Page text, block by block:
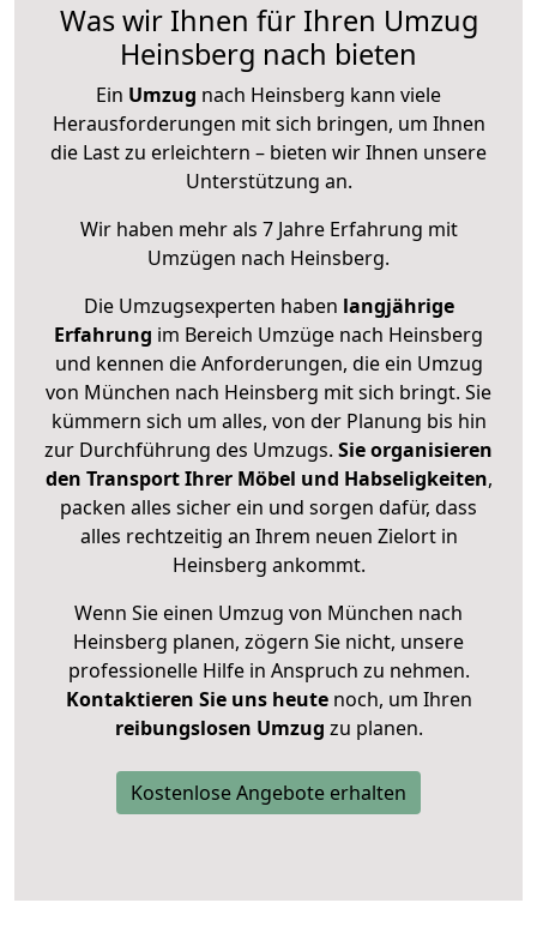
Was wir Ihnen für Ihren Umzug
Heinsberg nach bieten
Ein Umzug nach Heinsberg kann viele
Herausforderungen mit sich bringen, um Ihnen
die Last zu erleichtern – bieten wir Ihnen unsere
Unterstützung an.
Wir haben mehr als 7 Jahre Erfahrung mit
Umzügen nach Heinsberg.
Die Umzugsexperten haben langjährige
Erfahrung im Bereich Umzüge nach Heinsberg
und kennen die Anforderungen, die ein Umzug
von München nach Heinsberg mit sich bringt. Sie
kümmern sich um alles, von der Planung bis hin
zur Durchführung des Umzugs. Sie organisieren
den Transport Ihrer Möbel und Habseligkeiten,
packen alles sicher ein und sorgen dafür, dass
alles rechtzeitig an Ihrem neuen Zielort in
Heinsberg ankommt.
Wenn Sie einen Umzug von München nach
Heinsberg planen, zögern Sie nicht, unsere
professionelle Hilfe in Anspruch zu nehmen.
Kontaktieren Sie uns heutenoch, um Ihren
reibungslosen Umzug zu planen.
Kostenlose Angebote erhalten